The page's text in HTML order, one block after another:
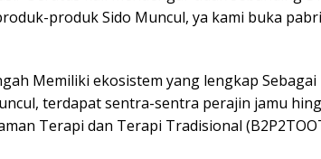
produk Sido Muncul, ya kami buka
Memiliki ekosistem yang lengkap
terdapat sentra-sentra perajin jamu
Terapi dan Terapi Tradisional